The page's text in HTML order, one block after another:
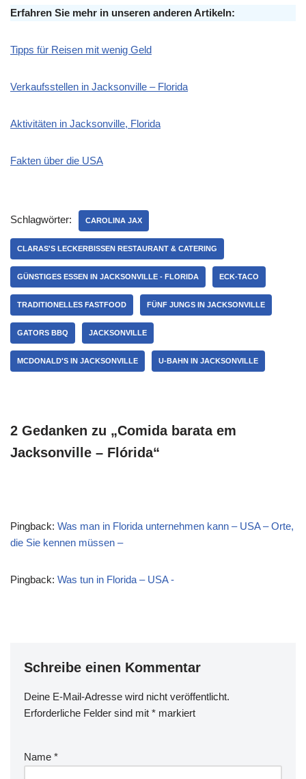
Erfahren Sie mehr in unseren anderen Artikeln:
Tipps für Reisen mit wenig Geld
Verkaufsstellen in Jacksonville – Florida
Aktivitäten in Jacksonville, Florida
Fakten über die USA
Schlagwörter: CAROLINA JAX
CLARAS'S LECKERBISSEN RESTAURANT & CATERING
GÜNSTIGES ESSEN IN JACKSONVILLE - FLORIDA ECK-TACO
TRADITIONELLES FASTFOOD FÜNF JUNGS IN JACKSONVILLE
GATORS BBQ JACKSONVILLE
MCDONALD'S IN JACKSONVILLE U-BAHN IN JACKSONVILLE
2 Gedanken zu „Comida barata em
Jacksonville – Flórida“
Pingback: Was man in Florida unternehmen kann – USA – Orte,
die Sie kennen müssen –
Pingback: Was tun in Florida – USA -
Schreibe einen Kommentar
Deine E-Mail-Adresse wird nicht veröffentlicht.
Erforderliche Felder sind mit * markiert
Name *